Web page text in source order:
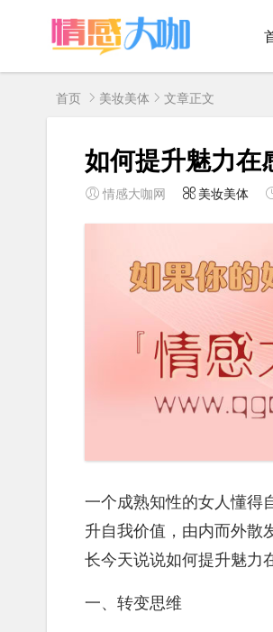
首页 美妆美体 文章正文
如何提升魅力在
情感大咖网 美妆美体
一个成熟知性的女人懂得
升自我价值，由内而外散
长今天说说如何提升魅力
一、转变思维